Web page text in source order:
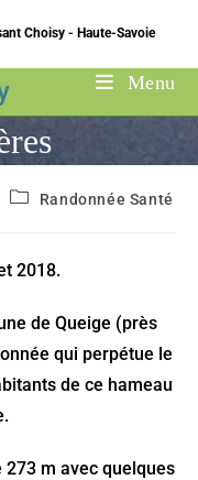
Choisy - Haute-Savoie
Menu
PostRandonnée Santé
2018.
de Queige (près
qui perpétue le
de ce hameau
m avec quelques